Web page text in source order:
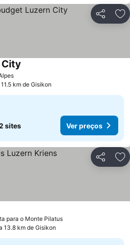
Partilhar
Ver preços
City
km de Gisikon
sites Ver preços
Partilhar
para o Monte PilatusVer preços
preços
13.8 km de Gisikon